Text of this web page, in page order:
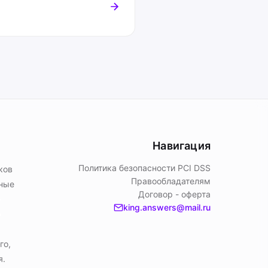
Навигация
Политика безопасности PСI DSS
Правообладателям
Договор - оферта
king.answers@mail.ru